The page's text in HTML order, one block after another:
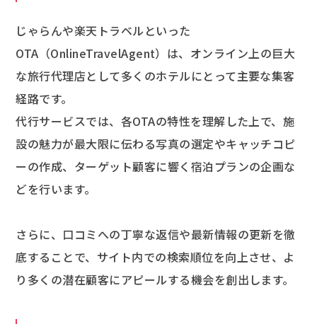
じゃらんや楽天トラベルといった
OTA（OnlineTravelAgent）は、オンライン上の巨大
な旅行代理店として多くのホテルにとって主要な集客
経路です。
代行サービスでは、各OTAの特性を理解した上で、施
設の魅力が最大限に伝わる写真の選定やキャッチコピ
ーの作成、ターゲット顧客に響く宿泊プランの企画な
どを行います。
さらに、口コミへの丁寧な返信や最新情報の更新を徹
底することで、サイト内での検索順位を向上させ、よ
り多くの潜在顧客にアピールする機会を創出します。